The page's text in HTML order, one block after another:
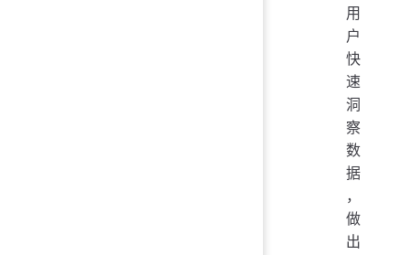
用
户
快
速
洞
察
数
据
，
做
出